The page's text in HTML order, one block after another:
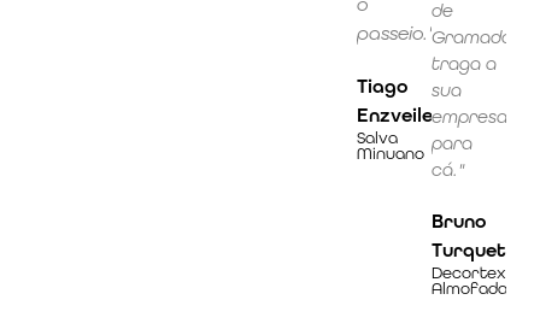
o
passeio."
Tiago
Enzveiler
Salva
Minuano
de
Gramado
traga a
sua
empresa
para
cá."
Bruno
Turquetto
Decortextil
Almofadas